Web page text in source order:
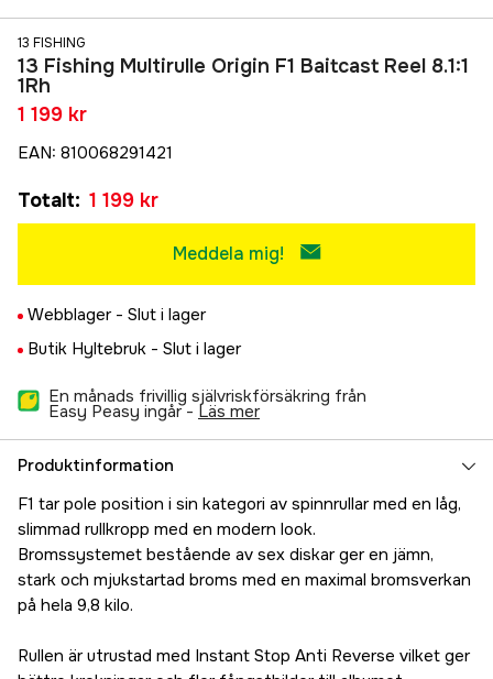
13 FISHING
13 Fishing Multirulle Origin F1 Baitcast Reel 8.1:1
1Rh
1 199 kr
EAN: 810068291421
Totalt: 1 199 kr
Meddela mig!
Webblager - Slut i lager
Butik Hyltebruk - Slut i lager
En månads frivillig självriskförsäkring från
Easy Peasy ingår - läs mer
Produktinformation
F1 tar pole position i sin kategori av spinnrullar med en låg,
slimmad rullkropp med en modern look.
Bromssystemet bestående av sex diskar ger en jämn,
stark och mjukstartad broms med en maximal bromsverkan
på hela 9,8 kilo.
Rullen är utrustad med Instant Stop Anti Reverse vilket ger